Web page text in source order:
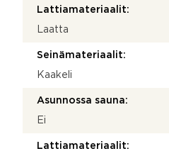
Lattiamateriaalit:
Laatta
Seinämateriaalit:
Kaakeli
Asunnossa sauna:
Ei
Lattiamateriaalit: